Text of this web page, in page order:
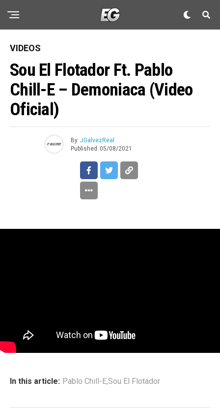
VIDEOS
Sou El Flotador Ft. Pablo
Chill-E – Demoniaca (Video
Oficial)
By JGalvezReal
Published 05/08/2021
In this article: Pablo Chill-E,Sou El Flotador